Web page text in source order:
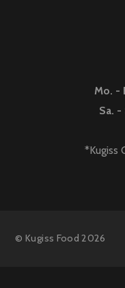
Mo. -
Sa. -
*Kugiss
©Kugiss Food 2026